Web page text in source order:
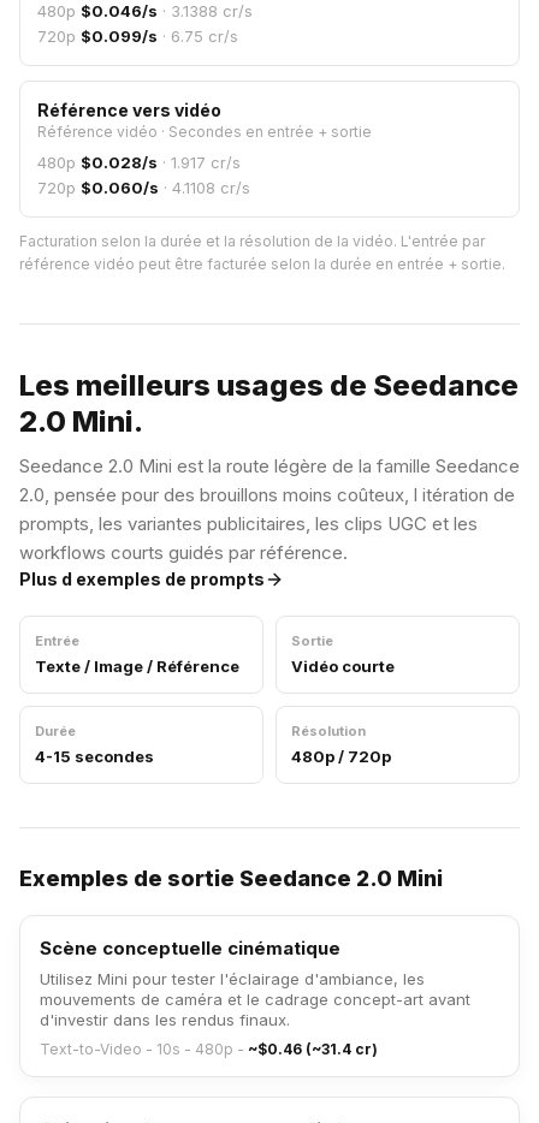
480p $0.046/s · 3.1388 cr/s
720p $0.099/s · 6.75 cr/s
Référence vers vidéo
Référence vidéo · Secondes en entrée + sortie
480p $0.028/s · 1.917 cr/s
720p $0.060/s · 4.1108 cr/s
Facturation selon la durée et la résolution de la vidéo. L'entrée par
référence vidéo peut être facturée selon la durée en entrée + sortie.
Les meilleurs usages de Seedance
2.0 Mini.
Seedance 2.0 Mini est la route légère de la famille Seedance
2.0, pensée pour des brouillons moins coûteux, l itération de
prompts, les variantes publicitaires, les clips UGC et les
workflows courts guidés par référence.
Plus d exemples de prompts
Entrée
Texte / Image / Référence
Sortie
Vidéo courte
Durée
4-15 secondes
Résolution
480p / 720p
Exemples de sortie Seedance 2.0 Mini
Scène conceptuelle cinématique
Utilisez Mini pour tester l'éclairage d'ambiance, les
mouvements de caméra et le cadrage concept-art avant
d'investir dans les rendus finaux.
Text-to-Video - 10s - 480p - ~$0.46 (~31.4 cr)